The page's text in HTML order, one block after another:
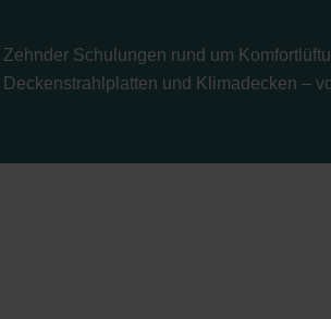
Zehnder Schulungen rund um
Deckenstrahlplatten und Klimadecken –